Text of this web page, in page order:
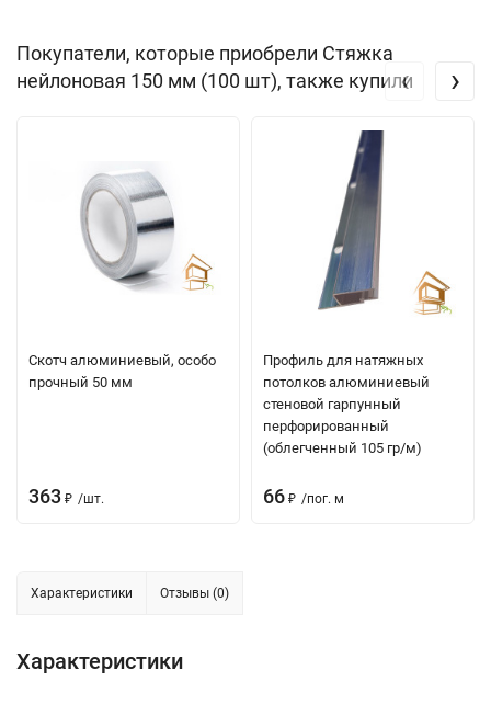
Покупатели, которые приобрели Стяжка
нейлоновая 150 мм (100 шт), также купили
Скотч алюминиевый, особо
прочный 50 мм
363 ₽ /шт.
Профиль для натяжных
потолков алюминиевый
стеновой гарпунный
перфорированный
(облегченный 105 гр/м)
66 ₽ /пог. м
‹ ›
Характеристики Отзывы (0)
Характеристики